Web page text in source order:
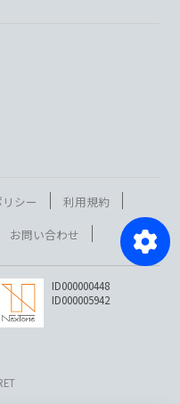
シー
利用規約
お問い合わせ
ID000000448
ID000005942